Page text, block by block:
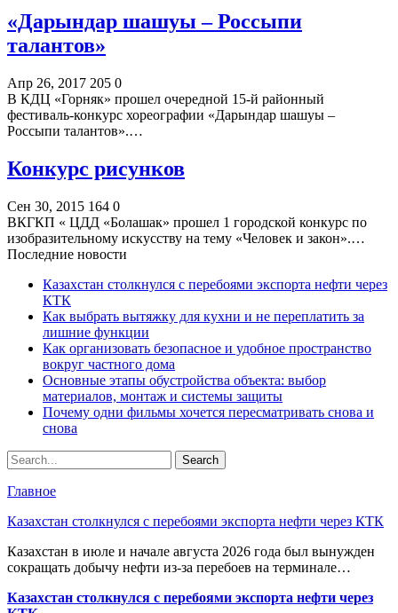
«Дарындар шашуы – Россыпи
талантов»
Апр 26, 2017 205 0
В КДЦ «Горняк» прошел очередной 15-й районный
фестиваль-конкурс хореографии «Дарындар шашуы –
Россыпи талантов».…
Конкурс рисунков
Сен 30, 2015 164 0
ВКГКП « ЦДД «Болашак» прошел 1 городской конкурс по
изобразительному искусству на тему «Человек и закон».…
Последние новости
Казахстан столкнулся с перебоями экспорта нефти через
КТК
Как выбрать вытяжку для кухни и не переплатить за
лишние функции
Как организовать безопасное и удобное пространство
вокруг частного дома
Основные этапы обустройства объекта: выбор
материалов, монтаж и системы защиты
Почему одни фильмы хочется пересматривать снова и
снова
Главное
Казахстан столкнулся с перебоями экспорта нефти через КТК
Казахстан в июле и начале августа 2026 года был вынужден
сокращать добычу нефти из-за перебоев на терминале…
Казахстан столкнулся с перебоями экспорта нефти через